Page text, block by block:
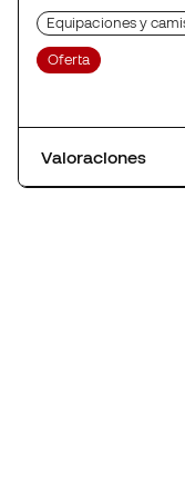
Equipaciones y
Oferta
Valoraciones